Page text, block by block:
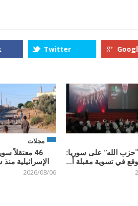
Twitter
مجلات
46 معتقلاً
الإسرائيلية
2026/08/06
“حزب الله” على سوريا:
في تسوية مقبلة أ...